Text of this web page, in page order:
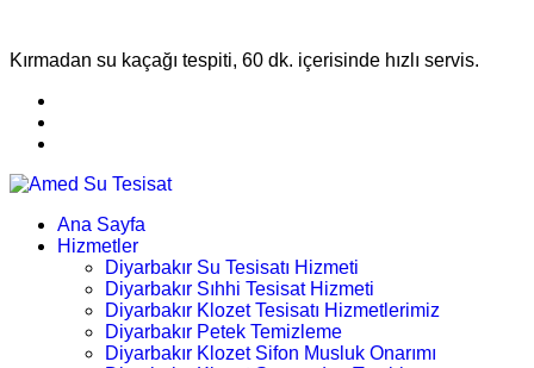
Kırmadan su kaçağı tespiti, 60 dk. içerisinde hızlı servis.
Ana Sayfa
Hizmetler
Diyarbakır Su Tesisatı Hizmeti
Diyarbakır Sıhhi Tesisat Hizmeti
Diyarbakır Klozet Tesisatı Hizmetlerimiz
Diyarbakır Petek Temizleme
Diyarbakır Klozet Sifon Musluk Onarımı